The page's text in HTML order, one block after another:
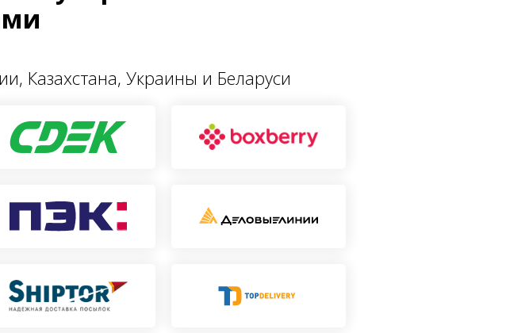
Казахстана, Украины и Беларуси